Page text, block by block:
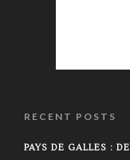
RECENT POSTS
PAYS DE GALLES :